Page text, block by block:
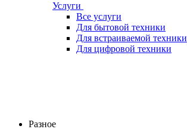
Услуги
Все услуги
Для бытовой техники
Для встраиваемой техники
Для цифровой техники
Разное